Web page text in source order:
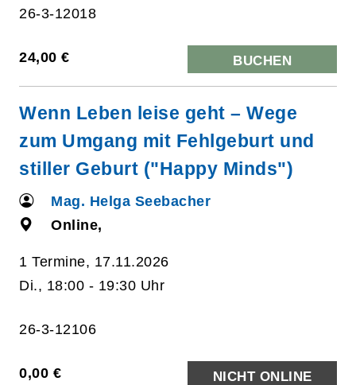
26-3-12018
24,00 € BUCHEN
Wenn Leben leise geht – Wege
zum Umgang mit Fehlgeburt und
stiller Geburt ("Happy Minds")
Mag. Helga Seebacher
Online,
1 Termine, 17.11.2026
Di., 18:00 - 19:30 Uhr
26-3-12106
0,00 €
NICHT ONLINE